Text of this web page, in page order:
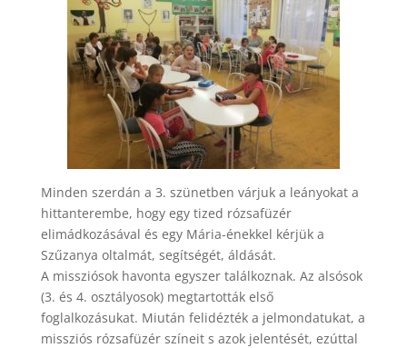
Minden szerdán a 3. szünetben várjuk a leányokat a
hittanterembe, hogy egy tized rózsafüzér
elimádkozásával és egy Mária-énekkel kérjük a
Szűzanya oltalmát, segítségét, áldását.
A missziósok havonta egyszer találkoznak. Az alsósok
(3. és 4. osztályosok) megtartották első
foglalkozásukat. Miután felidézték a jelmondatukat, a
missziós rózsafüzér színeit s azok jelentését, ezúttal